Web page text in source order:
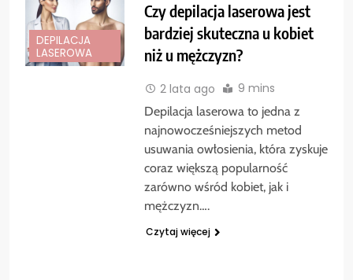
DEPILACJA
LASEROWA
Czy depilacja laserowa jest
bardziej skuteczna u kobiet
niż u mężczyzn?
2 lata ago 9 mins
Depilacja laserowa to jedna z
najnowocześniejszych metod
usuwania owłosienia, która zyskuje
coraz większą popularność
zarówno wśród kobiet, jak i
mężczyzn….
Czytaj więcej